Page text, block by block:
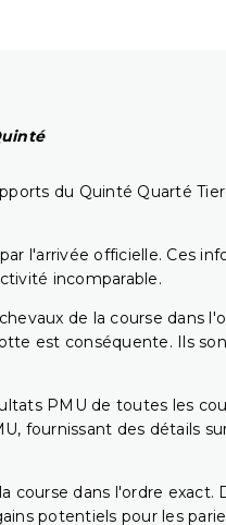
du Quinté Quarté
l'arrivée officielle. Ces
incomparable.
de la course dans
est conséquente. Ils
PMU de toutes les
fournissant des détails
course dans l'ordre exact.
potentiels pour les